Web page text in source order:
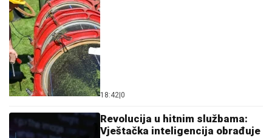
18:42 0
Revolucija u hitnim službama:
Vještačka inteligencija obrađuje